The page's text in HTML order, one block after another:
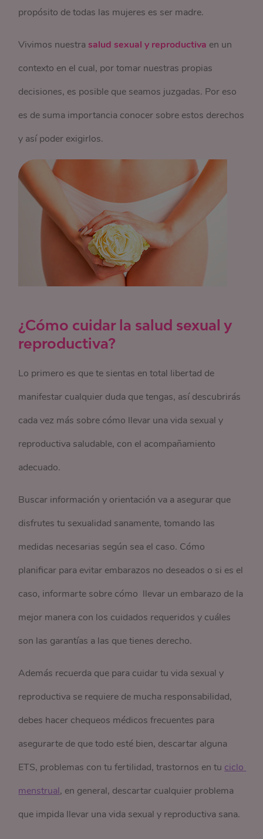
propósito de todas las mujeres es ser madre.
Vivimos nuestrasalud sexual y reproductiva en un
contexto en el cual, por tomar nuestras propias
decisiones, es posible que seamos juzgadas. Por eso
es de suma importancia conocer sobre estos derechos
y así poder exigirlos.
¿Cómo cuidar la salud sexual y
reproductiva?
Lo primero es que te sientas en total libertad de
manifestar cualquier duda que tengas, así descubrirás
cada vez más sobre cómo llevar una vida sexual y
reproductiva saludable, con el acompañamiento
adecuado.
Buscar información y orientación va a asegurar que
disfrutes tu sexualidad sanamente, tomando las
medidas necesarias según sea el caso. Cómo
planificar para evitar embarazos no deseados o si es el
caso, informarte sobre cómo llevar un embarazo de la
mejor manera con los cuidados requeridos y cuáles
son las garantías a las que tienes derecho.
Además recuerda que para cuidar tu vida sexual y
reproductiva se requiere de mucha responsabilidad,
debes hacer chequeos médicos frecuentes para
asegurarte de que todo esté bien, descartar alguna
ETS, problemas con tu fertilidad, trastornos en tu ciclo
menstrual, en general, descartar cualquier problema
que impida llevar una vida sexual y reproductiva sana.